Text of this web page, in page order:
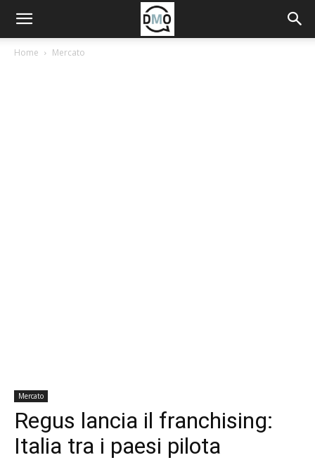
Home Mercato
Mercato
Regus lancia il franchising:
Italia tra i paesi pilota